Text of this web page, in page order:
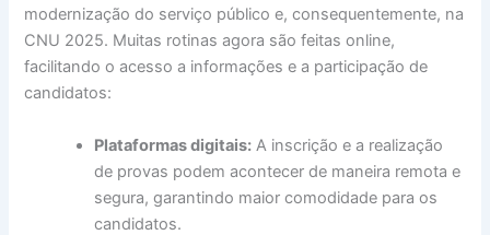
modernização do serviço público e, consequentemente, na
CNU 2025. Muitas rotinas agora são feitas online,
facilitando o acesso a informações e a participação de
candidatos:
Plataformas digitais: A inscrição e a realização
de provas podem acontecer de maneira remota e
segura, garantindo maior comodidade para os
candidatos.